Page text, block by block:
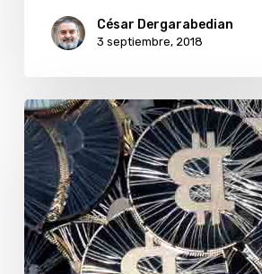
César Dergarabedian
3 septiembre, 2018
Delincuentes
renuevan
su
arsenal
para
robar